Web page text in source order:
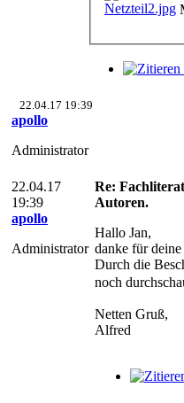
22.04.17 19:39
apollo
Administrator
22.04.17
19:39
apollo
Administrator
Re:
Autoren.
Hallo Jan,
danke für
Durch die
noch
Netten Gruß,
Alfred